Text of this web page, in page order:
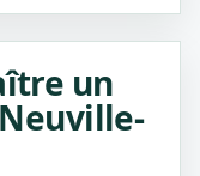
un